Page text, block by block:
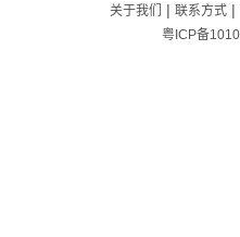
关于我们 | 联系方式|
粤ICP备